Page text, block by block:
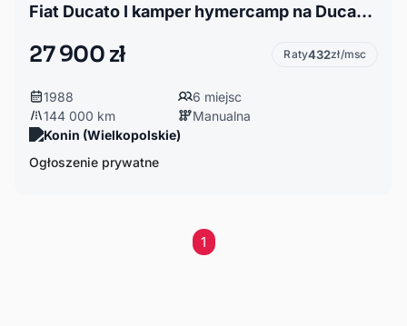
Fiat Ducato I kamper hymercamp na Ducato2,5 TDI 1988r 100% sprawny
27 900 zł Raty432zł/msc
1988
6 miejsc
144 000 km
Manualna
Konin (Wielkopolskie)
Ogłoszenie prywatne
1